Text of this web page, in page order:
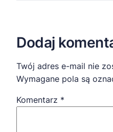
Dodaj
Twój adres e-mail nie
Wymagane pola są
Komentarz *